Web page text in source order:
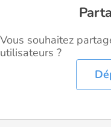
Vous souhaitez
utilisateurs ?